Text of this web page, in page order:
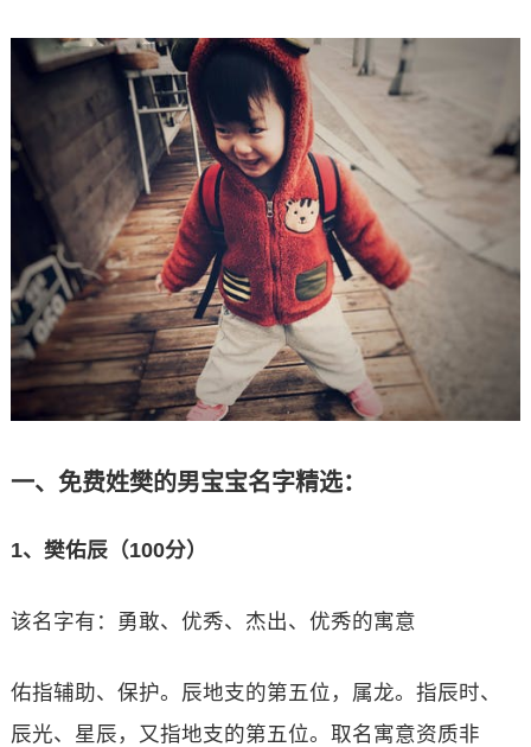
一、免费姓樊的男宝宝名字精选：
1、樊佑辰（100分）
该名字有：勇敢、优秀、杰出、优秀的寓意
佑指辅助、保护。辰地支的第五位，属龙。指辰时、
辰光、星辰，又指地支的第五位。取名寓意资质非